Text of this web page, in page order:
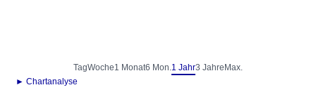
TagWoche1 Monat6 Mon.1 Jahr3 Jahre Max.
► Chartanalyse